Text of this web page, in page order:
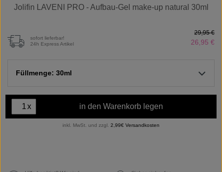
Jolifin LAVENI PRO - Aufbau-Gel make-up natural 30ml
sofort lieferbar!
24h Express Artikel
26,95 €
29,95 €
Füllmenge: 30ml
x in den Warenkorb legen
inkl. MwSt. und zzgl. 2,99€ Versandkosten